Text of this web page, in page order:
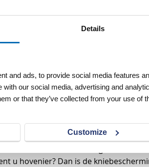
Details
and ads, to provide social media features
with our social media, advertising and
or that they’ve collected from your use of
Customize
drukverdeling op het onderbeen,
deze professionele en uitstekende
De verbeterde versie Fento Pro is
kniebescherming van
vormgeving zorgt voor
goed blijven zitten. Ook
ze versleten zijn, dan hoeft u niet de
deze is voorzien van een groot
u hovenier? Dan is de